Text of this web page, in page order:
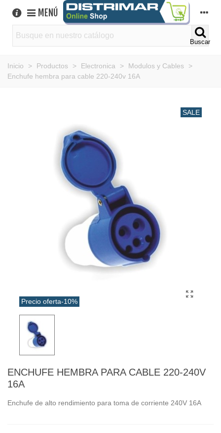
MENÚ
Buscar
Inicio > Productos > Electronica > Modulos y Cables
>
Enchufe hembra para cable 220-240v 16A
SALE
Precio oferta-10%
ENCHUFE HEMBRA PARA CABLE 220-240V
16A
Enchufe de alto rendimiento para toma de corriente 240V 16A